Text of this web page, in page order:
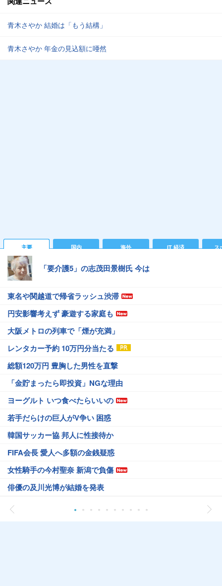
青木さやか 結婚は「もう結構」
青木さやか 年金の見込額に唖然
主要 国内 海外 IT 経済 ス
「要介護5」の志茂田景樹氏 今は
東名や関越道で帰省ラッシュ渋滞
円安影響考えず 豪遊する家庭も
大阪メトロの列車で「煙が充満」
レンタカー予約 10万円分当たる
総額120万円 豊胸した男性を直撃
「金貯まったら即投資」NGな理由
ヨーグルト いつ食べたらいいの
若手だらけの巨人がV争い 困惑
韓国サッカー協 邦人に性接待か
FIFA会長 愛人へ多額の金銭疑惑
女性騎手の今村聖奈 新潟で負傷
俳優の及川光博が結婚を発表